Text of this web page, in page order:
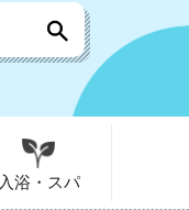
入浴・スパ